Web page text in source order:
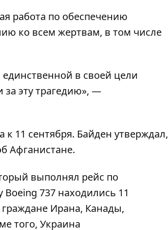
работа по обеспечению
ко всем жертвам, в том числе
единственной в своей цели
за эту трагедию», —
к 11 сентября. Байден утверждал,
Афганистане.
выполнял рейс по
737 находились 11
Ирана, Канады,
того, Украина